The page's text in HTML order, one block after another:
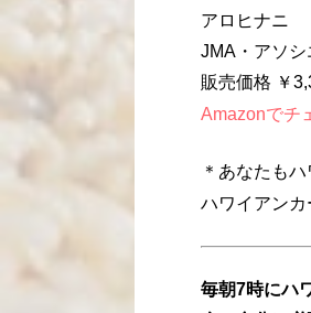
アロヒナニ
JMA・アソシ
販売価格 ￥
Amazonでチ
＊あなたも
ハワイアン
毎朝7時にハ